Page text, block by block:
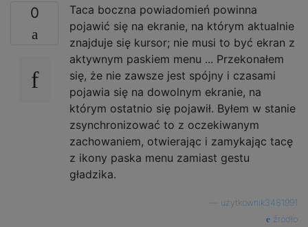
0
Taca boczna powiadomień powinna
pojawić się na ekranie, na którym aktualnie
znajduje się kursor; nie musi to być ekran z
aktywnym paskiem menu ... Przekonałem
się, że nie zawsze jest spójny i czasami
pojawia się na dowolnym ekranie, na
którym ostatnio się pojawił. Byłem w stanie
zsynchronizować to z oczekiwanym
zachowaniem, otwierając i zamykając tacę
z ikony paska menu zamiast gestu
gładzika.
użytkownik3481991
źródło